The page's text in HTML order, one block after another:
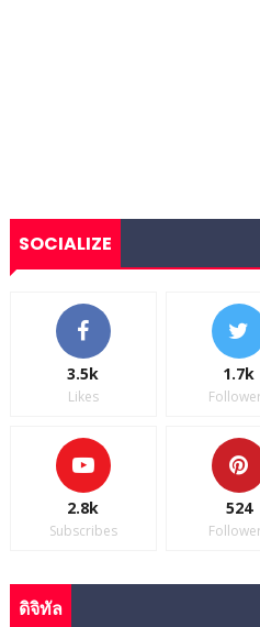
SOCIALIZE
3.5k
Likes
1.7k
2.8k
Subscribes
524
ดิจิทัล